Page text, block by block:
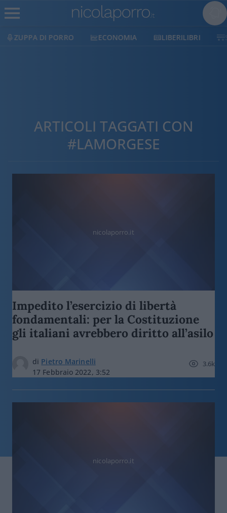
ECONOMIA LIBERILIBRI SHOP
ARTICOLI TAGGATI CON
#LAMORGESE
nicolaporro.it
Impedito l’esercizio di libertà
fondamentali: per la Costituzione
gli italiani avrebbero diritto all’asilo
di Pietro Marinelli
17 Febbraio 2022, 3:52
3.6k
nicolaporro.it